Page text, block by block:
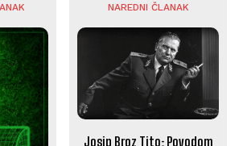
NAREDNI ČLANAK
Josip Broz Tito: Povodom